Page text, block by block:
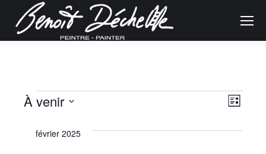
Évènements
par
Liste
À venir
unefévrier 2025